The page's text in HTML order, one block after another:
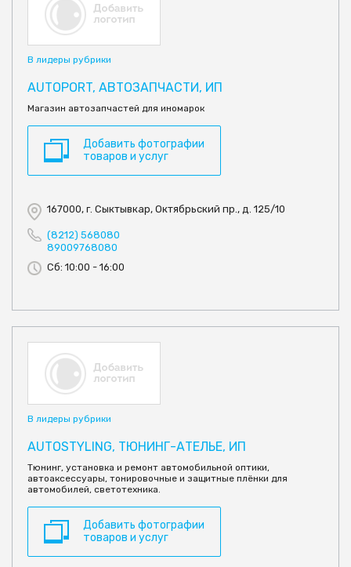
В лидеры рубрики
AUTOPORT, АВТОЗАПЧАСТИ, ИП
Магазин автозапчастей для иномарок
Добавить фотографии
товаров и услуг
167000, г. Сыктывкар, Октябрьский пр., д. 125/10
(8212) 568080
89009768080
Сб: 10:00 - 16:00
В лидеры рубрики
AUTOSTYLING, ТЮНИНГ-АТЕЛЬЕ, ИП
Тюнинг, установка и ремонт автомобильной оптики,
автоаксессуары, тонировочные и защитные плёнки для
автомобилей, светотехника.
Добавить фотографии
товаров и услуг